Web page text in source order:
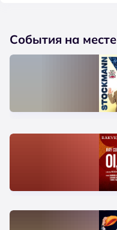
События на месте